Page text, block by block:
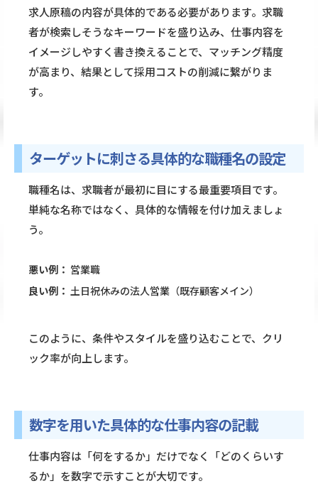
求人原稿の内容が具体的である必要があります。求職
者が検索しそうなキーワードを盛り込み、仕事内容を
イメージしやすく書き換えることで、マッチング精度
が高まり、結果として採用コストの削減に繋がりま
す。
ターゲットに刺さる具体的な職種名の設定
職種名は、求職者が最初に目にする最重要項目です。
単純な名称ではなく、具体的な情報を付け加えましょ
う。
悪い例： 営業職
良い例： 土日祝休みの法人営業（既存顧客メイン）
このように、条件やスタイルを盛り込むことで、クリ
ック率が向上します。
数字を用いた具体的な仕事内容の記載
仕事内容は「何をするか」だけでなく「どのくらいす
るか」を数字で示すことが大切です。